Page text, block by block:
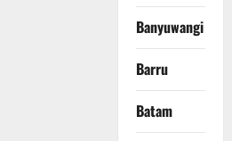
Banyuwangi
Barru
Batam